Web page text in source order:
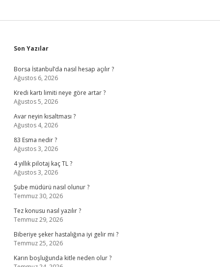
Sidebar
Son Yazılar
Borsa İstanbul’da nasıl hesap açılır ?
Ağustos 6, 2026
Kredi kartı limiti neye göre artar ?
Ağustos 5, 2026
Avar neyin kısaltması ?
Ağustos 4, 2026
83 Esma nedir ?
Ağustos 3, 2026
4 yıllık pilotaj kaç TL ?
Ağustos 3, 2026
Şube müdürü nasıl olunur ?
Temmuz 30, 2026
Tez konusu nasıl yazılır ?
Temmuz 29, 2026
Biberiye şeker hastalığına iyi gelir mi ?
Temmuz 25, 2026
Karın boşluğunda kitle neden olur ?